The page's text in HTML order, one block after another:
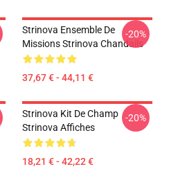
Strinova Ensemble De
Missions Strinova Chandails
37,67 € - 44,11 €
-20%
Strinova Kit De Champ
Strinova Affiches
18,21 € - 42,22 €
-20%